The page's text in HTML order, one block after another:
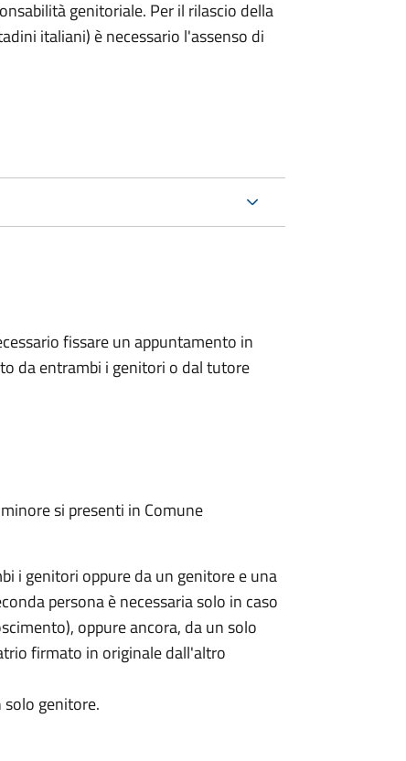
genitoriale. Per il rilascio della
italiani) è necessario l'assenso di
fissare un appuntamento in
da entrambi i genitori o dal tutore
si presenti in Comune
i genitori oppure da un genitore e una
persona è necessaria solo in caso
oppure ancora, da un solo
firmato in originale dall'altro
genitore.